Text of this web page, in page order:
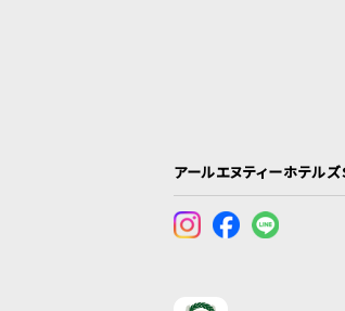
アールエヌティーホテル